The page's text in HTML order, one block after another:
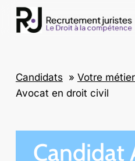
Skip
Candidats » Votre
Avocat en droit civil
Candidat